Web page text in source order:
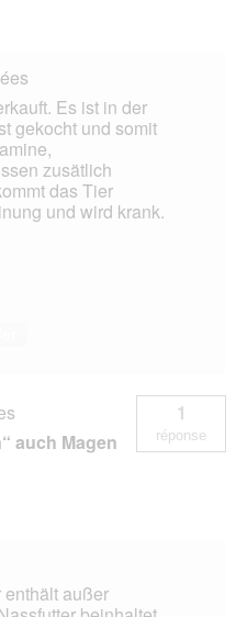
Es ist in der
gekocht und somit
zusätlich
das Tier
und wird krank.
auch Magen
1
réponse
außer